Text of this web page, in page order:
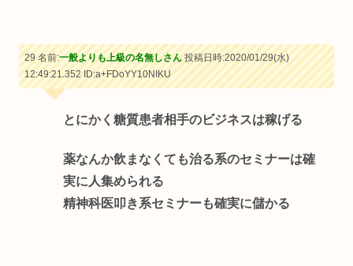
29 名前:一般よりも上級の名無しさん投稿日時:2020/01/29(水)
12:49:21.352ID:a+FDoYY10NIKU
とにかく糖質患者相手のビジネスは稼げる
薬なんか飲まなくても治る系のセミナーは確
実に人集められる
精神科医叩き系セミナーも確実に儲かる